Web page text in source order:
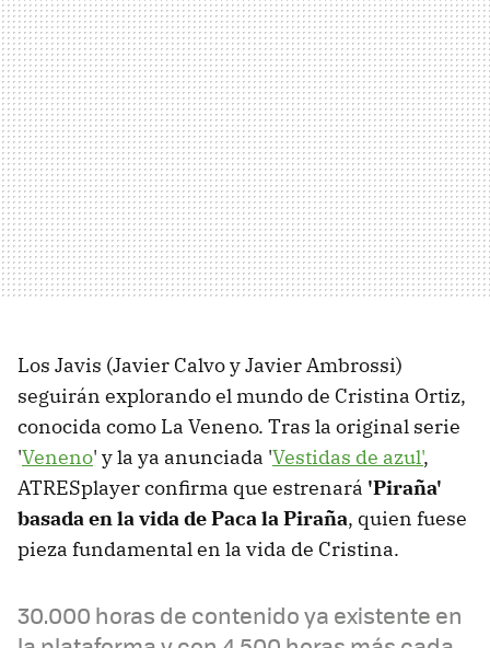
Los Javis (Javier Calvo y Javier Ambrossi)
seguirán explorando el mundo de Cristina Ortiz,
conocida como La Veneno. Tras la original serie
'Veneno' y la ya anunciada 'Vestidas de azul',
ATRESplayer confirma que estrenará 'Piraña'
basada en la vida de Paca la Piraña, quien fuese
pieza fundamental en la vida de Cristina.
30.000 horas de contenido ya existente en